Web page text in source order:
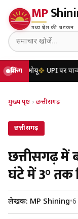
MP
मध्य प्रदेश की धड़कन
ब्रेकिंगUPI पर चार्ज लगेगा या
मुख्य पृष्ठ › छत्तीसगढ़
छत्तीसगढ़
छत्तीसगढ़ में
घंटे में 3° तक
लेखक: MP Shining•6